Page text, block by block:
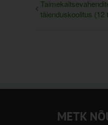
täienduskoolitus (12
METK